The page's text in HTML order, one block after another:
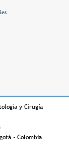
y Cirugía
- Colombia